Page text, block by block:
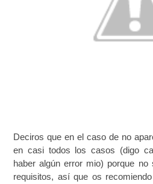
Deciros que en el caso de no
en casi todos los casos (digo
haber algún error mio) porque
requisitos, así que os